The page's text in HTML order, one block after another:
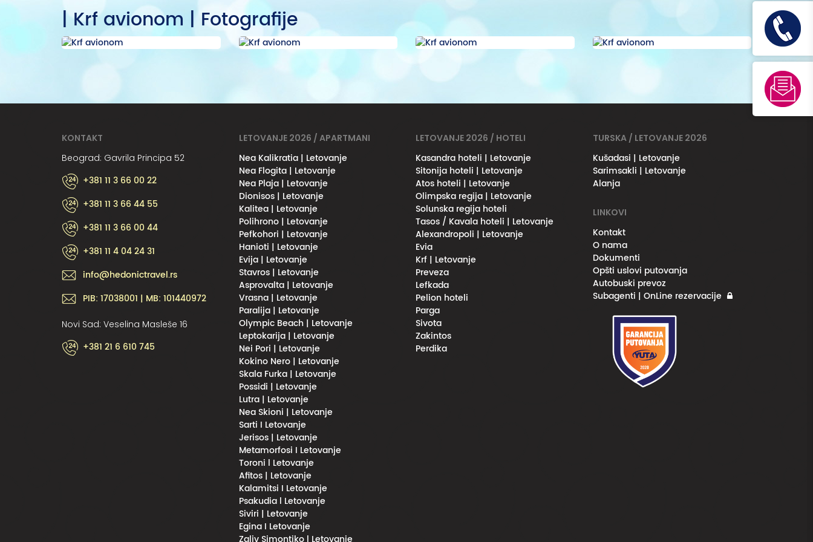
| Krf avionom | Fotografije
KONTAKT
Beograd: Gavrila Principa 52
+381 11 3 66 00 22
+381 11 3 66 44 55
+381 11 3 66 00 44
+381 11 4 04 24 31
info@hedonictravel.rs
PIB: 17038001 | MB: 101440972
Novi Sad: Veselina Masleše 16
+381 21 6 610 745
LETOVANJE 2026 / APARTMANI
Nea Kalikratia | Letovanje
Nea Flogita | Letovanje
Nea Plaja | Letovanje
Dionisos | Letovanje
Kalitea | Letovanje
Polihrono | Letovanje
Pefkohori | Letovanje
Hanioti | Letovanje
Evija | Letovanje
Stavros | Letovanje
Asprovalta | Letovanje
Vrasna | Letovanje
Paralija | Letovanje
Olympic Beach | Letovanje
Leptokarija | Letovanje
Nei Pori | Letovanje
Kokino Nero | Letovanje
Skala Furka | Letovanje
Possidi | Letovanje
Lutra | Letovanje
Nea Skioni | Letovanje
Sarti I Letovanje
Jerisos | Letovanje
Metamorfosi I Letovanje
Toroni l Letovanje
Afitos | Letovanje
Kalamitsi I Letovanje
Psakudia l Letovanje
Siviri | Letovanje
Egina I Letovanje
LETOVANJE 2026 / HOTELI
Kasandra hoteli | Letovanje
Sitonija hoteli | Letovanje
Atos hoteli | Letovanje
Olimpska regija | Letovanje
Solunska regija hoteli
Tasos / Kavala hoteli | Letovanje
Alexandropoli | Letovanje
Evia
Krf | Letovanje
Preveza
Lefkada
Pelion hoteli
Parga
Sivota
Zakintos
Perdika
TURSKA / LETOVANJE 2026
Kušadasi | Letovanje
Sarimsakli | Letovanje
Alanja
LINKOVI
Kontakt
O nama
Dokumenti
Opšti uslovi putovanja
Autobuski prevoz
Subagenti | OnLine rezervacije